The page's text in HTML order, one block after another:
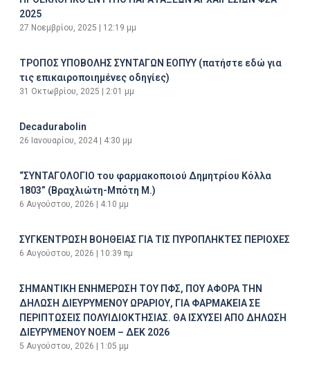
2025
27 Νοεμβρίου, 2025 12:19 μμ
ΤΡΟΠΟΣ ΥΠΟΒΟΛΗΣ ΣΥΝΤΑΓΩΝ ΕΟΠΥΥ (πατήστε εδώ για
τις επικαιροποιημένες οδηγίες)
31 Οκτωβρίου, 2025 2:01 μμ
Decadurabolin
26 Ιανουαρίου, 2024 4:30 μμ
“ΣΥΝΤΑΓΟΛΟΓΙΟ του φαρμακοποιού Δημητρίου Κόλλα
1803” (Βραχλιώτη-Μπότη Μ.)
6 Αυγούστου, 2026 4:10 μμ
ΣΥΓΚΕΝΤΡΩΣΗ ΒΟΗΘΕΙΑΣ ΓΙΑ ΤΙΣ ΠΥΡΟΠΛΗΚΤΕΣ ΠΕΡΙΟΧΕΣ
6 Αυγούστου, 2026 10:39 πμ
ΣΗΜΑΝΤΙΚΗ ΕΝΗΜΕΡΩΣΗ ΤΟΥ ΠΦΣ, ΠΟΥ ΑΦΟΡΑ ΤΗΝ
ΔΗΛΩΣΗ ΔΙΕΥΡΥΜΕΝΟΥ ΩΡΑΡΙΟΥ, ΓΙΑ ΦΑΡΜΑΚΕΙΑ ΣΕ
ΠΕΡΙΠΤΩΣΕΙΣ ΠΟΛΥΙΔΙΟΚΤΗΣΙΑΣ. ΘΑ ΙΣΧΥΣΕΙ ΑΠΟ ΔΗΛΩΣΗ
ΔΙΕΥΡΥΜΕΝΟΥ ΝΟΕΜ – ΔΕΚ 2026
5 Αυγούστου, 2026 1:05 μμ